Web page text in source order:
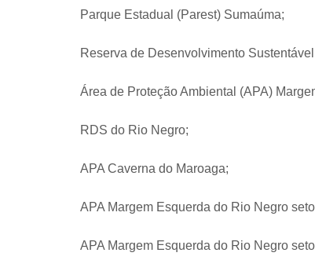
Parque Estadual (Parest) Sumaúma;
Reserva de Desenvolvimento
Área de Proteção Ambiental (APA)
RDS do Rio Negro;
APA Caverna do Maroaga;
APA Margem Esquerda do Rio Negro
APA Margem Esquerda do Rio Negro